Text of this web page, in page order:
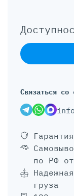
Связаться со
по РФ
груза